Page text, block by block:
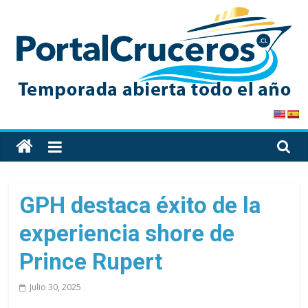
content
PortalCruceros
Toda
la
cruceros
en
solo
GPH destaca éxito de la
experiencia shore de
Prince Rupert
Julio 30, 2025